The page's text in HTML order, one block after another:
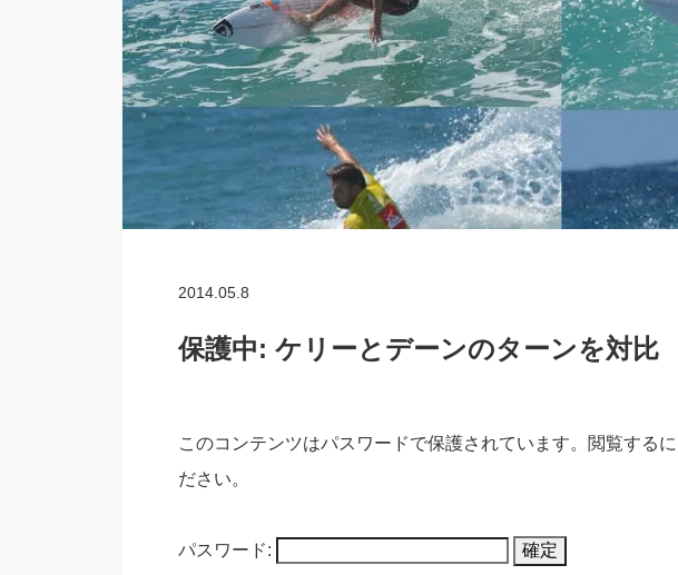
2014.05.8
保護中: ケリーとデーンのターンを対比
このコンテンツはパスワードで保護されています。閲覧する
ださい。
パスワード: